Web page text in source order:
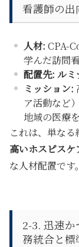
看護師の出
人材: CPA-
学んだ訪問
配置先: ルミ
ミッション:
ア活動など
地域の医療
これは、単な
高いホスピスケ
な人材配置です。
2-3. 迅速
務統合と標